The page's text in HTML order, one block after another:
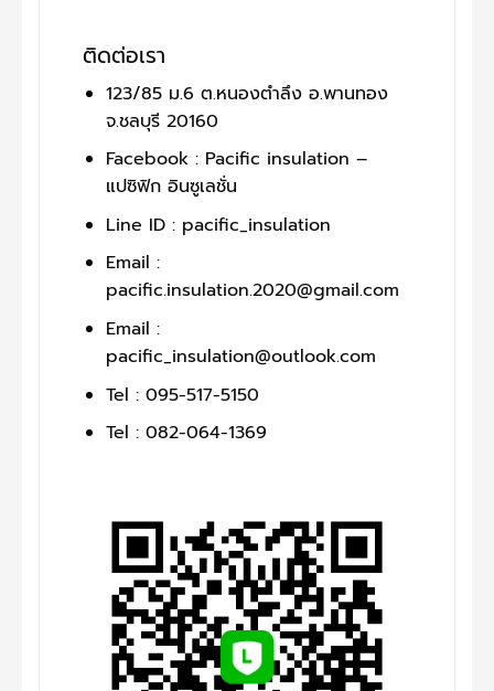
ติดต่อเรา
123/85 ม.6 ต.หนองตำลึง อ.พานทอง
จ.ชลบุรี 20160
Facebook : Pacific insulation –
แปซิฟิก อินซูเลชั่น
Line ID : pacific_insulation
Email :
pacific.insulation.2020@gmail.com
Email :
pacific_insulation@outlook.com
Tel : 095-517-5150
Tel : 082-064-1369